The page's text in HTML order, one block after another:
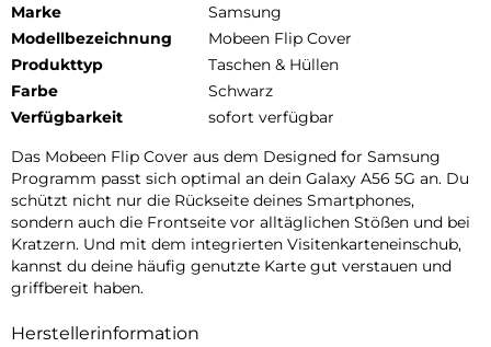
Marke
Samsung
Modellbezeichnung
Mobeen Flip Cover
Produkttyp
Taschen & Hüllen
Farbe
Schwarz
Verfügbarkeit
sofort verfügbar
Das Mobeen Flip Cover aus dem Designed for Samsung
Programm passt sich optimal an dein Galaxy A56 5G an. Du
schützt nicht nur die Rückseite deines Smartphones,
sondern auch die Frontseite vor alltäglichen Stößen und bei
Kratzern. Und mit dem integrierten Visitenkarteneinschub,
kannst du deine häufig genutzte Karte gut verstauen und
griffbereit haben.
Herstellerinformation